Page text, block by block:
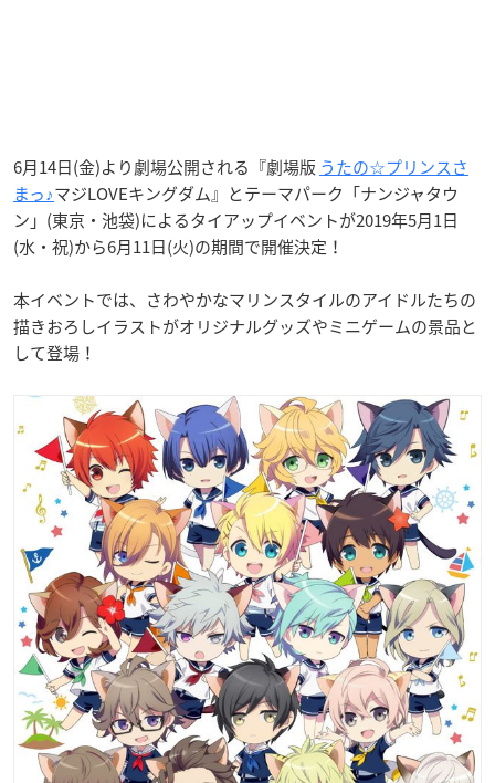
6月14日(金)より劇場公開される『劇場版 うたの☆プリンスさ
まっ♪マジLOVEキングダム』とテーマパーク「ナンジャタウ
ン」(東京・池袋)によるタイアップイベントが2019年5月1日
(水・祝)から6月11日(火)の期間で開催決定！
本イベントでは、さわやかなマリンスタイルのアイドルたちの
描きおろしイラストがオリジナルグッズやミニゲームの景品と
して登場！